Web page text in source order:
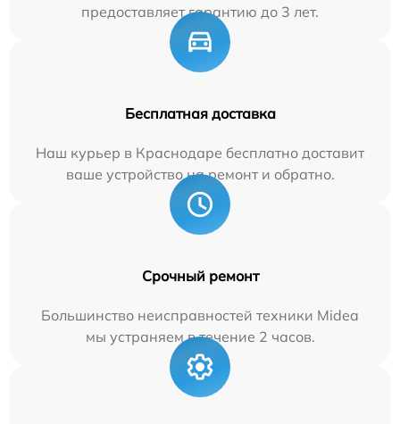
предоставляет гарантию до 3 лет.
Бесплатная доставка
Наш курьер в Краснодаре бесплатно доставит
ваше устройство на ремонт и обратно.
Срочный ремонт
Большинство неисправностей техники Midea
мы устраняем в течение 2 часов.